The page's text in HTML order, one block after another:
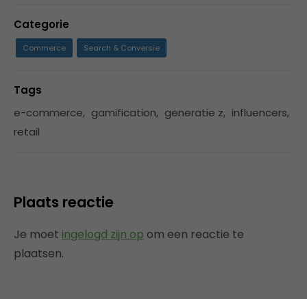
Categorie
Commerce Search & Conversie
Tags
e-commerce, gamification, generatie z, influencers,
retail
Plaats reactie
Je moet ingelogd zijn op om een reactie te
plaatsen.